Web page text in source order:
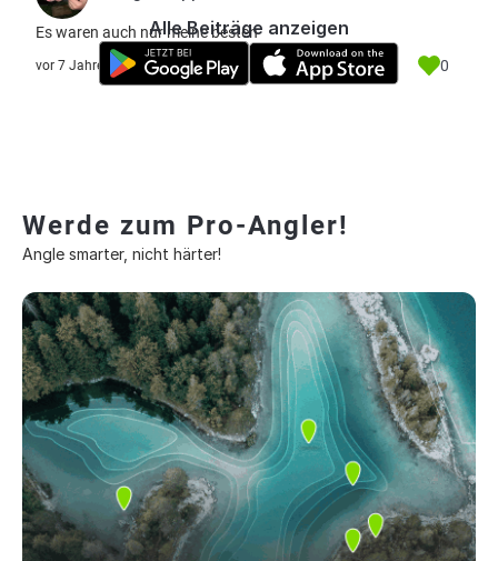
Es waren auch nur meine besten
vor 7 Jahre 0
Alle Beiträge anzeigen
Werde zum Pro-Angler!
Angle smarter, nicht härter!